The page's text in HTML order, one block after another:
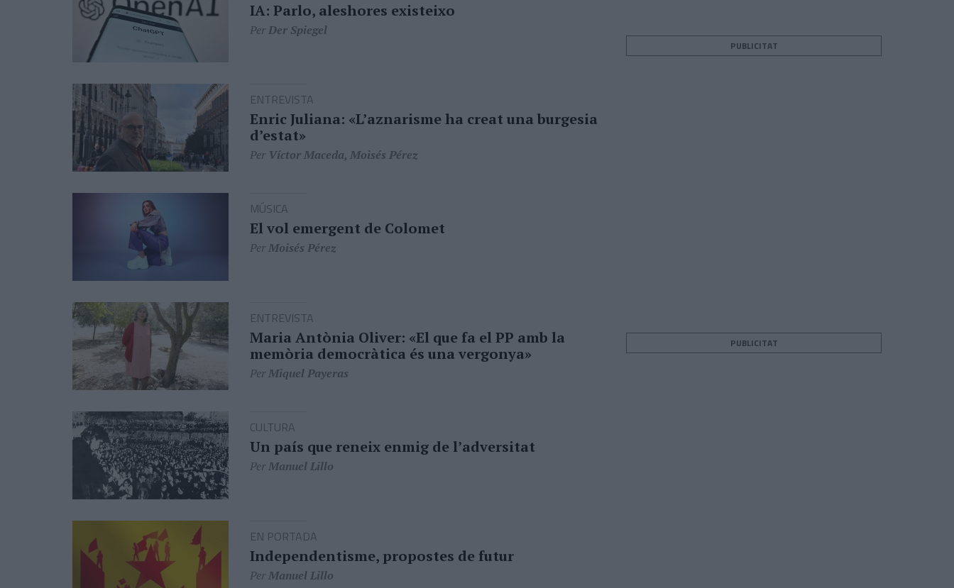
IA: Parlo, aleshores existeixo
PerDer Spiegel
ENTREVISTA
Enric Juliana: «L’aznarisme ha creat una burgesia
d’estat»
Per Víctor Maceda, Moisés Pérez
MÚSICA
El vol emergent de Colomet
PerMoisés Pérez
ENTREVISTA
Maria Antònia Oliver: «El que fa el PP amb la
memòria democràtica és una vergonya»
PerMiquel Payeras
CULTURA
Un país que reneix enmig de l’adversitat
PerManuel Lillo
EN PORTADA
Independentisme, propostes de futur
PerManuel Lillo
PUBLICITAT
PUBLICITAT